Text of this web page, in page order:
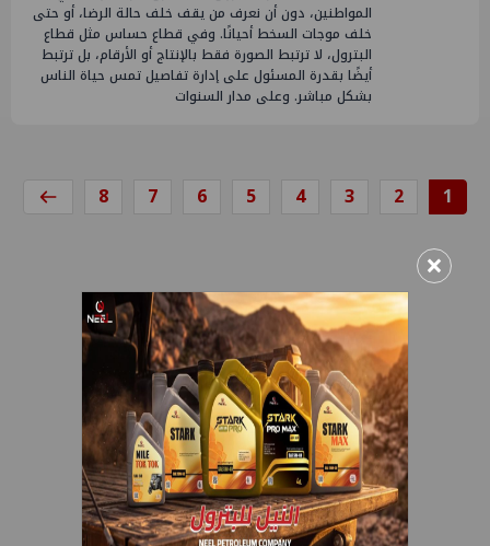
المواطنين، دون أن نعرف من يقف خلف حالة الرضا، أو حتى
خلف موجات السخط أحيانًا. وفي قطاع حساس مثل قطاع
البترول، لا ترتبط الصورة فقط بالإنتاج أو الأرقام، بل ترتبط
أيضًا بقدرة المسئول على إدارة تفاصيل تمس حياة الناس
بشكل مباشر. وعلى مدار السنوات
1
2
3
4
5
6
7
8
×